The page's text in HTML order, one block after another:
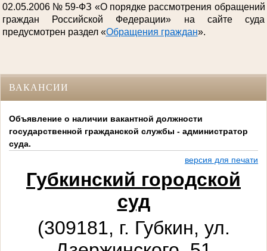
02.05.2006 № 59-ФЗ «О порядке рассмотрения обращений
граждан Российской Федерации» на сайте суда
предусмотрен раздел «Обращения граждан».
ВАКАНСИИ
Объявление о наличии вакантной должности
государственной гражданской службы - администратор
суда.
версия для печати
Губкинский городской
суд
(309181, г. Губкин, ул.